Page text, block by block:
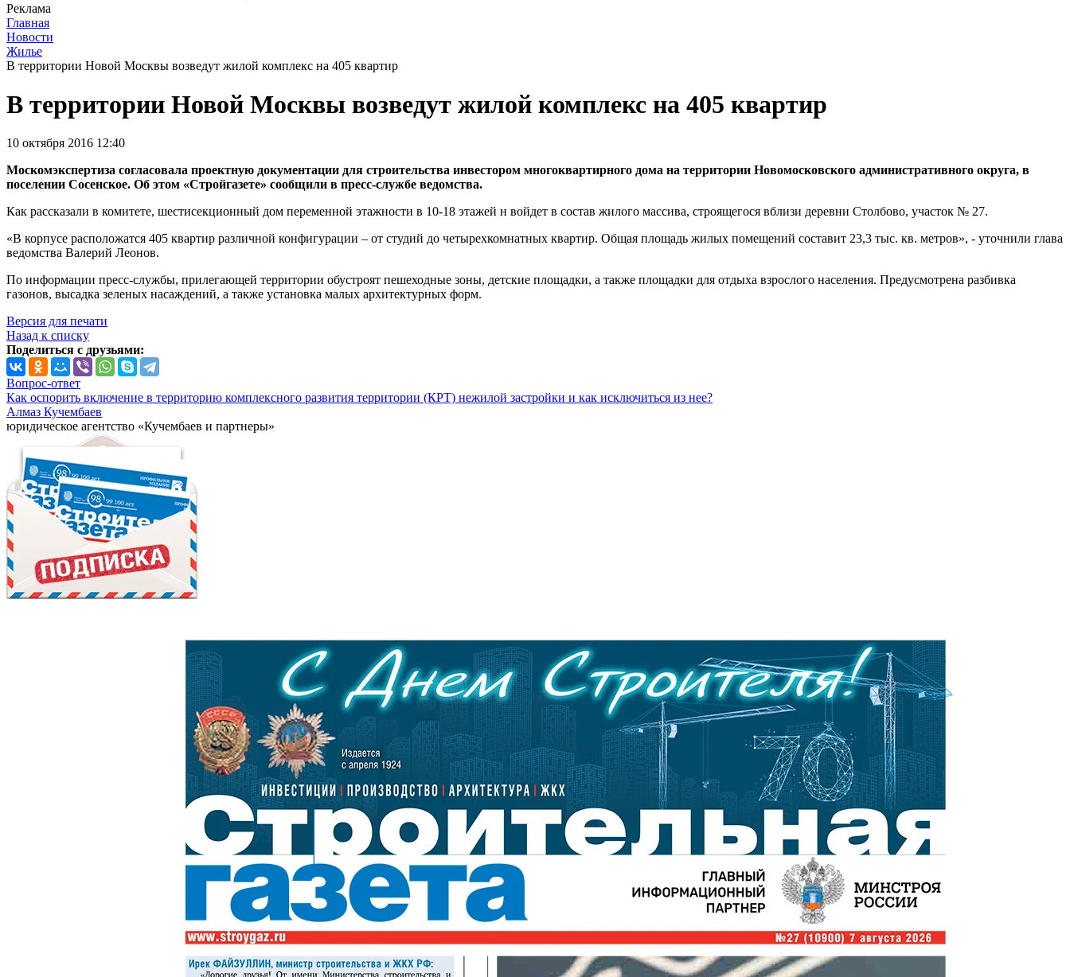
Реклама
Главная
Новости
Жилье
В территории Новой Москвы возведут жилой комплекс на 405 квартир
В территории Новой Москвы возведут жилой комплекс на 405 квартир
10 октября 2016 12:40
Москомэкспертиза согласовала проектную документации для строительства инвестором многоквартирного дома на территории Новомосковского административного округа, в
поселении Сосенское. Об этом «Стройгазете» сообщили в пресс-службе ведомства.
Как рассказали в комитете, шестисекционный дом переменной этажности в 10-18 этажей н войдет в состав жилого массива, строящегося вблизи деревни Столбово, участок № 27.
«В корпусе расположатся 405 квартир различной конфигурации – от студий до четырехкомнатных квартир. Общая площадь жилых помещений составит 23,3 тыс. кв. метров», - уточнили глава
ведомства Валерий Леонов.
По информации пресс-службы, прилегающей территории обустроят пешеходные зоны, детские площадки, а также площадки для отдыха взрослого населения. Предусмотрена разбивка
газонов, высадка зеленых насаждений, а также установка малых архитектурных форм.
Версия для печати
Назад к списку
Поделиться с друзьями:
Вопрос-ответ
Как оспорить включение в территорию комплексного развития территории (КРТ) нежилой застройки и как исключиться из нее?
Алмаз Кучембаев
юридическое агентство «Кучембаев и партнеры»